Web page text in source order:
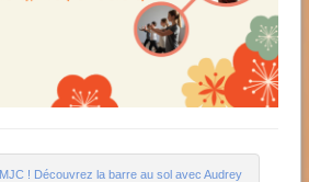
! Découvrez la barre au sol avec Audrey